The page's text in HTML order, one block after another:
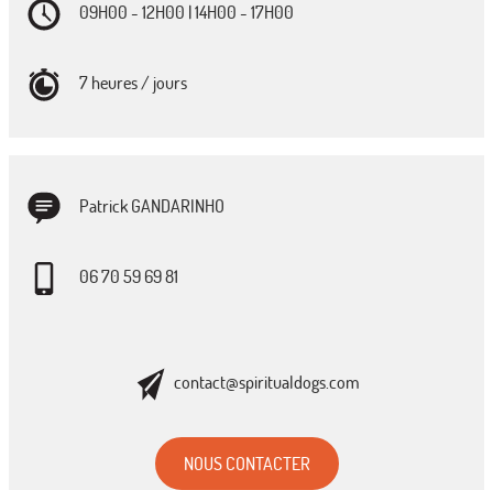
09H00 - 12H00 | 14H00 - 17H00
7 heures / jours
Patrick GANDARINHO
06 70 59 69 81
contact@spiritualdogs.com
NOUS CONTACTER